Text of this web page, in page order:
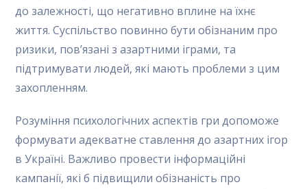
до залежності, що негативно вплине на їхнє
життя. Суспільство повинно бути обізнаним про
ризики, пов’язані з азартними іграми, та
підтримувати людей, які мають проблеми з цим
захопленням.
Розуміння психологічних аспектів гри допоможе
формувати адекватне ставлення до азартних ігор
в Україні. Важливо провести інформаційні
кампанії, які б підвищили обізнаність про